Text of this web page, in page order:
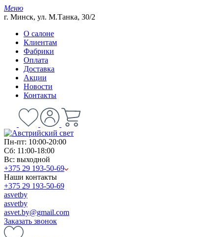
Меню
г. Минск, ул. М.Танка, 30/2
О салоне
Клиентам
Фабрики
Оплата
Доставка
Акции
Новости
Контакты
Пн-пт: 10:00-20:00
Сб: 11:00-18:00
Вс: выходной
+375 29 193-50-69
Наши контакты
+375 29 193-50-69
asvetby
asvetby
asvet.by@gmail.com
Заказать звонок